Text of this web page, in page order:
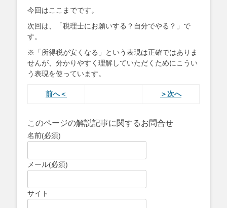
今回はここまでです。
次回は、「税理士にお願いする？自分でやる？」で
す。
※「所得税が安くなる」という表現は正確ではありま
せんが、分かりやすく理解していただくためにこうい
う表現を使っています。
前へ＜ ＞次へ
このページの解説記事に関するお問合せ
名前(必須)
メール(必須)
サイト